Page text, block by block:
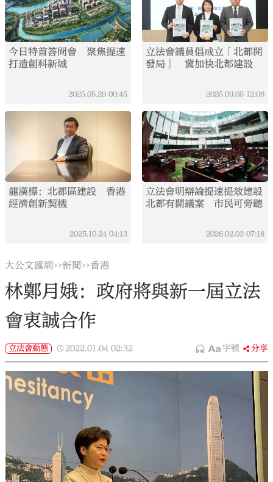
今日特首答問會 聚焦提速
打造創科新城
2025.05.29 00:45
立法會議員倡成立「北都開
發局」 冀加快北都建設
2025.09.05 12:06
龍漢標：北都區建設 香港
經濟創新契機
2025.10.24 04:13
立法會明辯論提速提效建設
北都有關議案 市民可旁聽
2026.02.03 07:18
大公文匯網>>新聞>>香港
林鄭月娥：政府將與新一屆立法
會衷誠合作
立法會動態 2022.01.04 02:32 字號 分享